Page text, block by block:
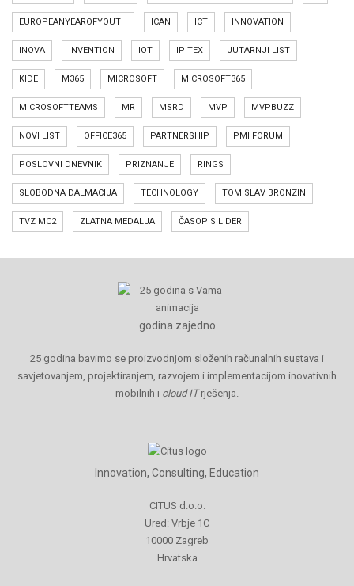
EUROPEANYEAROFYOUTH ICAN ICT INNOVATION
INOVA INVENTION IOT IPITEX JUTARNJI LIST
KIDE M365 MICROSOFT MICROSOFT365
MICROSOFTTEAMS MR MSRD MVP MVPBUZZ
NOVI LIST OFFICE365 PARTNERSHIP PMI FORUM
POSLOVNI DNEVNIK PRIZNANJE RINGS
SLOBODNA DALMACIJA TECHNOLOGY TOMISLAV BRONZIN
TVZ MC2 ZLATNA MEDALJA ČASOPIS LIDER
godina zajedno
25 godina bavimo se proizvodnjom složenih računalnih sustava i
savjetovanjem, projektiranjem, razvojem i implementacijom inovativnih
mobilnih i cloud ITrješenja.
Innovation, Consulting, Education
CITUS d.o.o.
Ured: Vrbje 1C
10000 Zagreb
Hrvatska